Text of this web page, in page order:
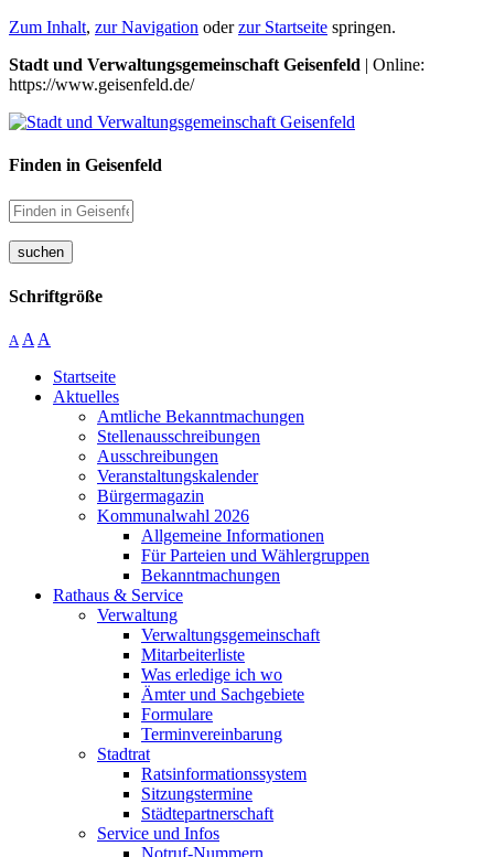
Zum Inhalt, zur Navigation oderzur Startseite springen.
Stadt und Verwaltungsgemeinschaft Geisenfeld | Online:
https://www.geisenfeld.de/
Finden in Geisenfeld
suchen
Schriftgröße
A A A
Startseite
Aktuelles
Amtliche Bekanntmachungen
Stellenausschreibungen
Ausschreibungen
Veranstaltungskalender
Bürgermagazin
Kommunalwahl 2026
Allgemeine Informationen
Für Parteien und Wählergruppen
Bekanntmachungen
Rathaus & Service
Verwaltung
Verwaltungsgemeinschaft
Mitarbeiterliste
Was erledige ich wo
Ämter und Sachgebiete
Formulare
Terminvereinbarung
Stadtrat
Ratsinformationssystem
Sitzungstermine
Städtepartnerschaft
Service und Infos
Notruf-Nummern